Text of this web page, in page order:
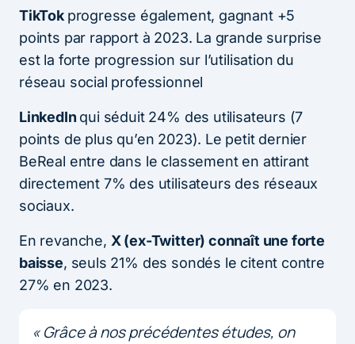
TikTok progresse également, gagnant +5
points par rapport à 2023. La grande surprise
est la forte progression sur l’utilisation du
réseau social professionnel
LinkedIn qui séduit 24% des utilisateurs (7
points de plus qu’en 2023). Le petit dernier
BeReal entre dans le classement en attirant
directement 7% des utilisateurs des réseaux
sociaux.
En revanche, X (ex-Twitter) connaît une forte
baisse, seuls 21% des sondés le citent contre
27% en 2023.
« Grâce à nos précédentes études, on